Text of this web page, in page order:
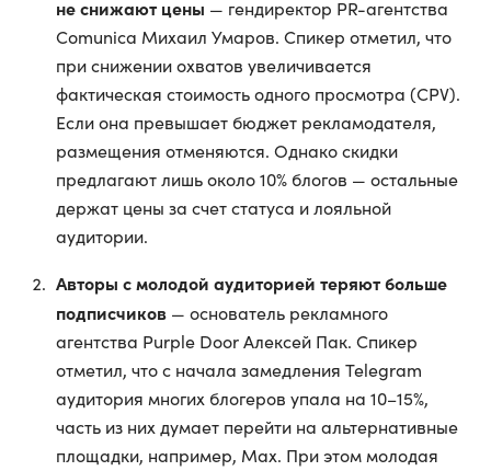
не снижают цены — гендиректор PR-агентства
Comunica Михаил Умаров. Спикер отметил, что
при снижении охватов увеличивается
фактическая стоимость одного просмотра (CPV).
Если она превышает бюджет рекламодателя,
размещения отменяются. Однако скидки
предлагают лишь около 10% блогов — остальные
держат цены за счет статуса и лояльной
аудитории.
Авторы с молодой аудиторией теряют больше
подписчиков — основатель рекламного
агентства Purple Door Алексей Пак. Спикер
отметил, что с начала замедления Telegram
аудитория многих блогеров упала на 10–15%,
часть из них думает перейти на альтернативные
площадки, например, Max. При этом молодая